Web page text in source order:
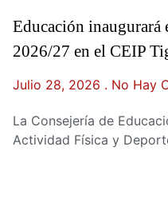
Educación inaugurará
2026/27 en el CEIP
Julio 28, 2026 No Hay
La Consejería de
Actividad Física y